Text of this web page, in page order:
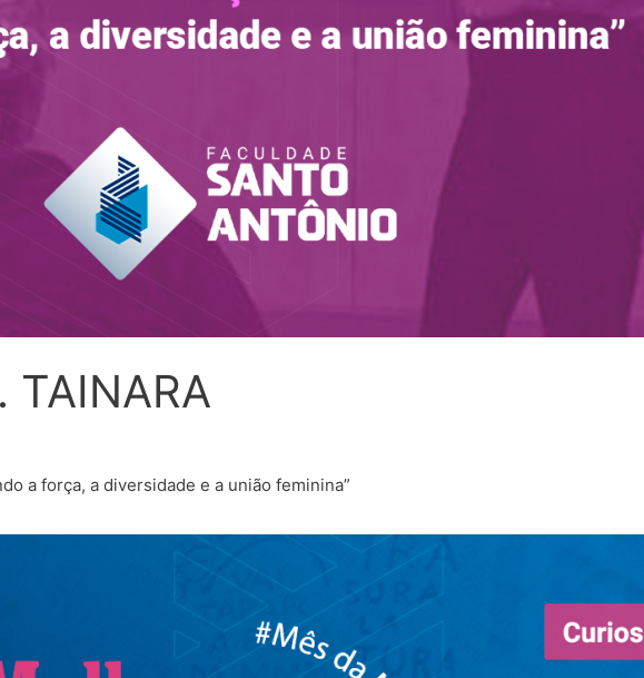
TAINARA
a força, a diversidade e a união feminina”